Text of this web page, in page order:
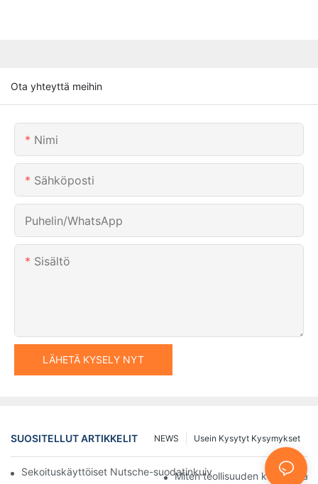
Ota yhteyttä meihin
Nimi
Sähköposti
Puhelin/WhatsApp
Sisältö
LÄHETÄ KYSELY NYT
SUOSITELLUT ARTIKKELIT Usein Kysytyt Kysymykset
NEWS
Sekoituskäyttöiset Nutsche-suodatinkuivaimet vs. muut
Miten teollisuuden koneet